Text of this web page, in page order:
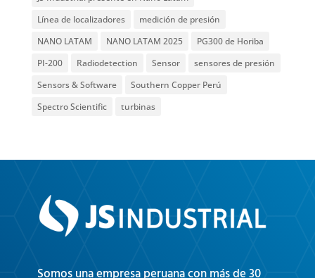
Línea de localizadores
medición de presión
NANO LATAM
NANO LATAM 2025
PG300 de Horiba
PI-200
Radiodetection Sensor
sensores de presión
Sensors & Software
Southern Copper Perú
Spectro Scientific
turbinas